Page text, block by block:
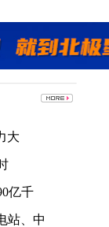
大
亿千
站、中